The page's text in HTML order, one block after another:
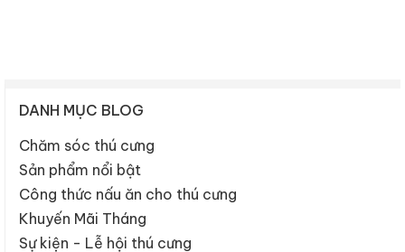
DANH MỤC BLOG
Chăm sóc thú cưng
Sản phẩm nổi bật
Công thức nấu ăn cho thú cưng
Khuyến Mãi Tháng
Sự kiện - Lễ hội thú cưng